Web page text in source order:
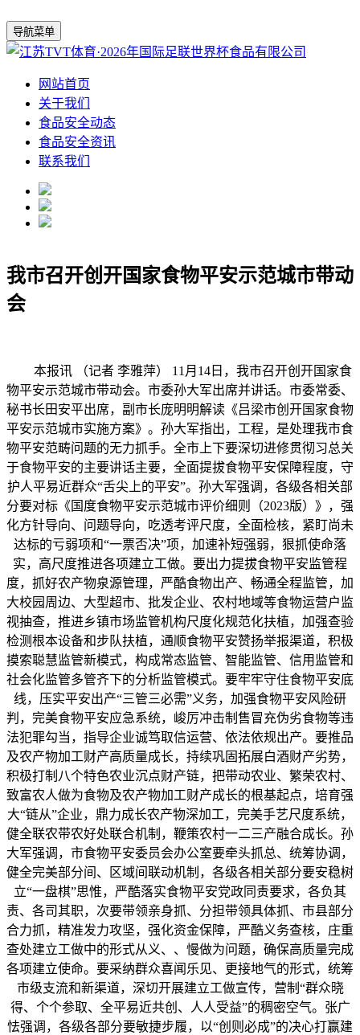
导航菜单
网站首页
关于我们
食品安全动态
食品安全资讯
联系我们
我市召开创开国家食物平安示范城市带动
会
本报讯 （记者 李雅萍） 11月14日，我市召开创开国家食
物平安示范城市带动会。市委孙大军出席并讲话。市委常委、
秘书长田安平出席，副市长庞明明解读《吕梁市创开国家食物
平安示范城市实施方案》。孙大军指出，工程，是处理我市食
物平安范畴问题的无力抓手。全市上下要深切进修贯彻习总关
于食物平安的主要讲话主要，全面提拔食物平安保障程度，守
护人平易近群众“舌尖上的平安”。孙大军强调，各级各相关部
分要对标《国度食物平安示范城市评价细则（2023版）》，强
化方针导向、问题导向，吃透考评尺度，全面检核，紧盯尚未
达标的亏弱项和“一票否决”项，加速补短强弱，狠抓使命落
实，高尺度推进各项建立工做。要出力提拔食物平安监管程
度，抓好农产物泉源管理，严酷食物出产、畅通全程监管，加
大校园周边、大型超市、批发企业、农村地域等食物运营户监
视抽查，推进乡镇市场监管机构尺度化规范化扶植，加强查验
检测根本设备和步队扶植，通顺食物平安赞扬举报渠道，积极
摸索聪慧监管新模式，构成常态监管、智能监管、信用监管和
社会化监管多管齐下的分析监管模式。要牢牢守住食物平安底
线，压实平安出产“三管三必需”义务，加强食物平安风险研
判，完美食物平安应急系统，峻厉冲击制售冒充伪劣食物等违
法犯罪勾当，指导企业诚笃取信运营、依法依规出产。要推品
及农产物加工财产高质量成长，持续巩固拓展白酒财产劣势，
积极打制八个特色农业沉点财产链，把带动农业、繁荣农村、
致富农人做为食物及农产物加工财产成长的根基起点，培育强
大“链从”企业，鼎力成长农产物深加工，完美手艺尺度系统，
健全联农带农好处联合机制，鞭策农村一二三产融合成长。孙
大军强调，市食物平安委员会办公室要牵头抓总、统筹协调，
健全完美部分间、区域间联动机制，各级各相关部分要安稳树
立“一盘棋”思惟，严酷落实食物平安党政同责要求，各负其
责、各司其职，次要带领亲身抓、分担带领具体抓、市县部分
合力抓，精准发力攻坚，强化资金保障，严酷义务查核，庄重
查处建立工做中的形式从义、、慢做为问题，确保高质量完成
各项建立使命。要采纳群众喜闻乐见、更接地气的形式，统筹
市级支流和新渠道，深切开展建立工做宣传，营制“群众晓
得、个个参取、全平易近共创、人人受益”的稠密空气。张广
怯强调，各级各部分要敏捷步履，以“创则必成”的决心打赢建